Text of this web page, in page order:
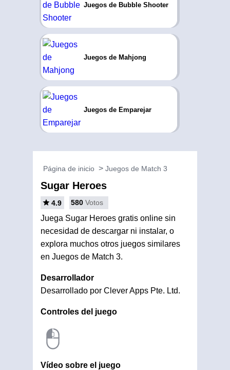
Juegos de Bubble Shooter
Juegos de Mahjong
Juegos de Emparejar
Página de inicio Juegos de Match 3
Sugar Heroes
4.9 580 Votos
Juega Sugar Heroes gratis online sin
necesidad de descargar ni instalar, o
explora muchos otros juegos similares
en Juegos de Match 3.
Desarrollador
Desarrollado por Clever Apps Pte. Ltd.
Controles del juego
Vídeo sobre el juego